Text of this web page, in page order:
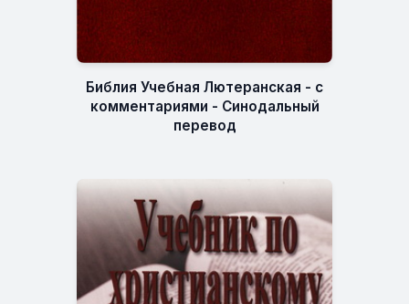
Библия Учебная Лютеранская - с
комментариями - Синодальный
перевод